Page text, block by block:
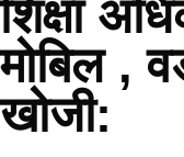
शिक्षा
मोबिल ,
खोजी: